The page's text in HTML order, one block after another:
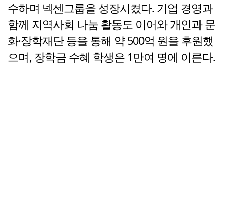
수하며 넥센그룹을 성장시켰다. 기업 경영과
함께 지역사회 나눔 활동도 이어와 개인과 문
화·장학재단 등을 통해 약 500억 원을 후원했
으며, 장학금 수혜 학생은 1만여 명에 이른다.